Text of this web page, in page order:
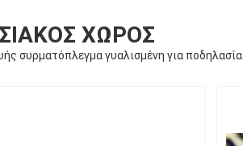
ΧΏΡΟΣ
συρματόπλεγμα γυαλισμένη για ποδηλασία